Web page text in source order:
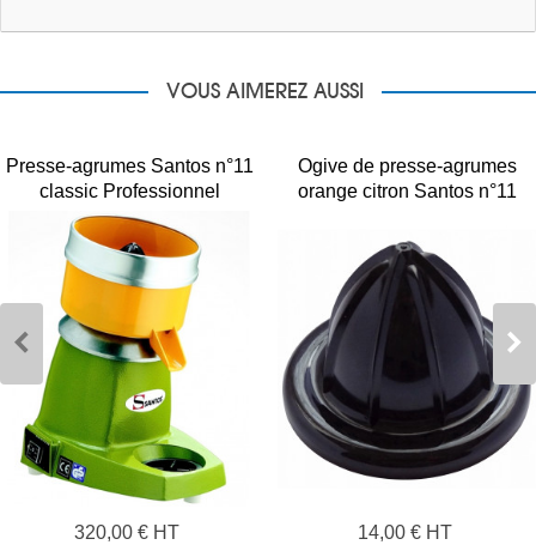
VOUS AIMEREZ AUSSI
Presse-agrumes Santos n°11
classic Professionnel
320,00 € HT
Ogive de presse-agrumes
orange citron Santos n°11
14,00 € HT